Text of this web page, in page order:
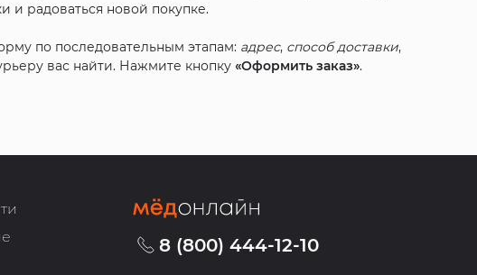
и радоваться новой покупке.
по последовательным этапам: адрес, способ доставки,
вас найти. Нажмите кнопку«Оформить заказ».
8 (800) 444-12-10